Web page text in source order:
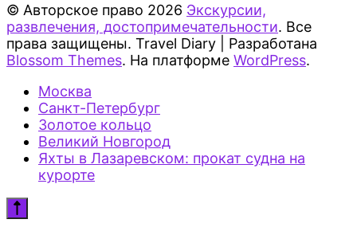
© Авторское право 2026 Экскурсии,
развлечения, достопримечательности. Все
права защищены. Travel Diary | Разработана
Blossom Themes. На платформе WordPress.
Москва
Санкт-Петербург
Золотое кольцо
Великий Новгород
Яхты в Лазаревском: прокат судна на
курорте